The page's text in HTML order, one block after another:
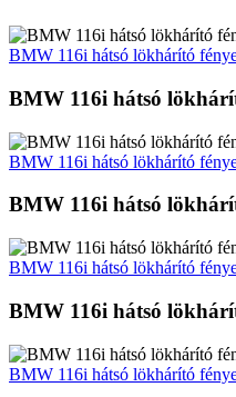
BMW 116i hátsó lökhárító
BMW 116i hátsó
BMW 116i hátsó lökhárító
BMW 116i hátsó
BMW 116i hátsó lökhárító
BMW 116i hátsó
BMW 116i hátsó lökhárító